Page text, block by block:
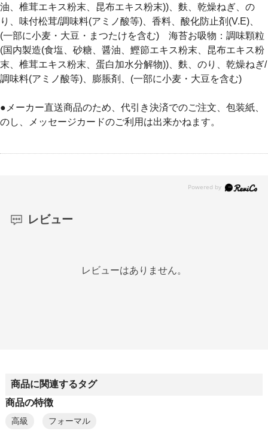
油、椎茸エキス粉末、昆布エキス粉末))、麩、乾燥ねぎ、の
り、味付松茸/調味料(アミノ酸等)、香料、酸化防止剤(V.E)、
(一部に小麦・大豆・まつたけを含む) 海苔お吸物：調味顆粒
(国内製造(食塩、砂糖、醤油、鰹節エキス粉末、昆布エキス粉
末、椎茸エキス粉末、蛋白加水分解物))、麩、のり、乾燥ねぎ/
調味料(アミノ酸等)、膨脹剤、(一部に小麦・大豆を含む)
●メーカー直送商品のため、代引き決済でのご注文、包装紙、
のし、メッセージカードのご利用は出来かねます。
レビュー
レビューはありません。
商品に関連するタグ
商品の特徴
高級 フォーマル